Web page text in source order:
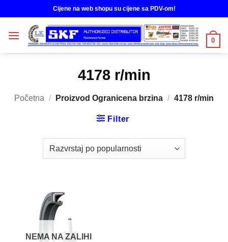
to
content
Cijene na web shopu su cijene sa PDV-om!
0
4178 r/min
Početna / Proizvod Ogranicena brzina / 4178 r/min
Filter
NEMA NA ZALIHI